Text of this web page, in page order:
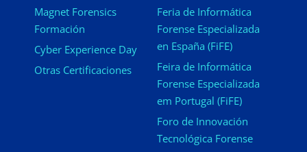
Magnet Forensics
Formación
Cyber Experience Day
Otras Certificaciones
Feria de Informática
Forense Especializada
en España (FiFE)
Feira de Informática
Forense Especializada
em Portugal (FiFE)
Foro de Innovación
Tecnológica Forense